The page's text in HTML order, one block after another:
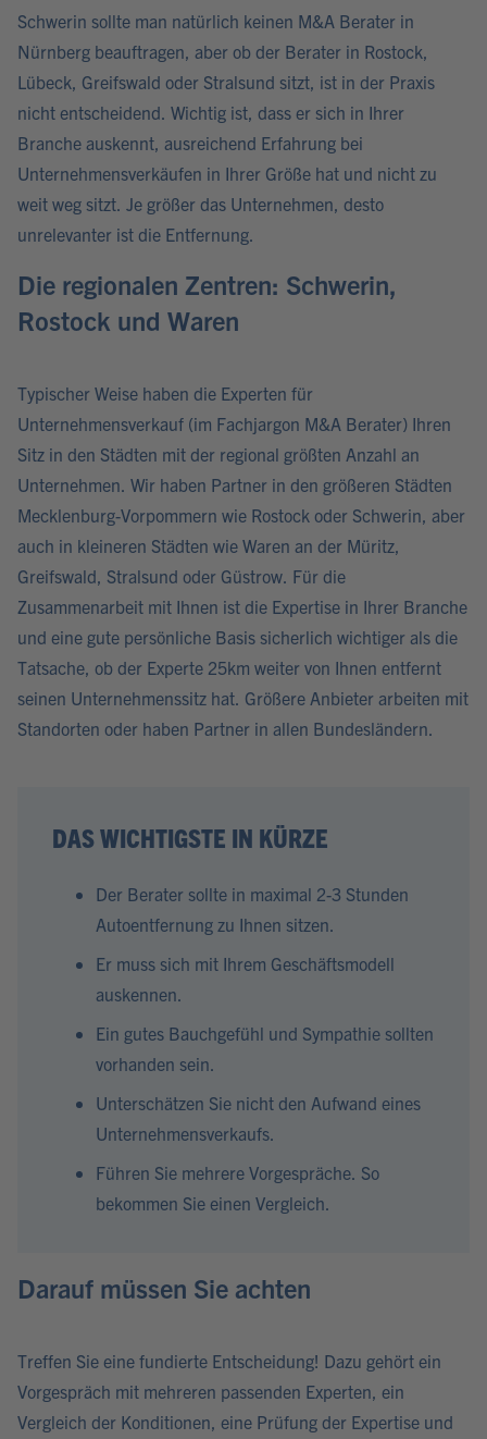
Schwerin sollte man natürlich keinen M&A Berater in
Nürnberg beauftragen, aber ob der Berater in Rostock,
Lübeck, Greifswald oder Stralsund sitzt, ist in der Praxis
nicht entscheidend. Wichtig ist, dass er sich in Ihrer
Branche auskennt, ausreichend Erfahrung bei
Unternehmensverkäufen in Ihrer Größe hat und nicht zu
weit weg sitzt. Je größer das Unternehmen, desto
unrelevanter ist die Entfernung.
Die regionalen Zentren: Schwerin,
Rostock und Waren
Typischer Weise haben die Experten für
Unternehmensverkauf (im Fachjargon M&A Berater) Ihren
Sitz in den Städten mit der regional größten Anzahl an
Unternehmen. Wir haben Partner in den größeren Städten
Mecklenburg-Vorpommern wie Rostock oder Schwerin, aber
auch in kleineren Städten wie Waren an der Müritz,
Greifswald, Stralsund oder Güstrow. Für die
Zusammenarbeit mit Ihnen ist die Expertise in Ihrer Branche
und eine gute persönliche Basis sicherlich wichtiger als die
Tatsache, ob der Experte 25km weiter von Ihnen entfernt
seinen Unternehmenssitz hat. Größere Anbieter arbeiten mit
Standorten oder haben Partner in allen Bundesländern.
DAS WICHTIGSTE IN KÜRZE
Der Berater sollte in maximal 2-3 Stunden
Autoentfernung zu Ihnen sitzen.
Er muss sich mit Ihrem Geschäftsmodell
auskennen.
Ein gutes Bauchgefühl und Sympathie sollten
vorhanden sein.
Unterschätzen Sie nicht den Aufwand eines
Unternehmensverkaufs.
Führen Sie mehrere Vorgespräche. So
bekommen Sie einen Vergleich.
Darauf müssen Sie achten
Treffen Sie eine fundierte Entscheidung! Dazu gehört ein
Vorgespräch mit mehreren passenden Experten, ein
Vergleich der Konditionen, eine Prüfung der Expertise und